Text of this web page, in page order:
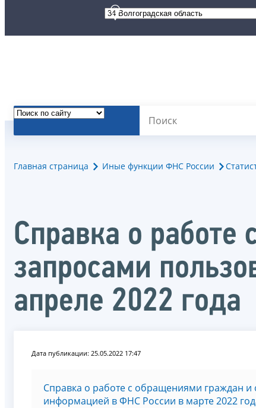
Главная страница Иные функции ФНС России
Справка о
запросами
апреле 2022 года
Дата публикации: 25.05.2022 17:47
Справка о работе с обращениями граждан и
информацией в ФНС России в марте 2022